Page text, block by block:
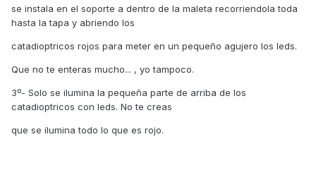
se instala en el soporte a dentro de la maleta recorriendola toda
hasta la tapa y abriendo los
catadioptricos rojos para meter en un pequeño agujero los leds.
Que no te enteras mucho... , yo tampoco.
3º- Solo se ilumina la pequeña parte de arriba de los
catadioptricos con leds. No te creas
que se ilumina todo lo que es rojo.